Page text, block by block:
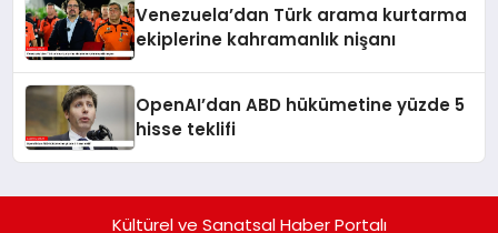
Venezuela’dan Türk arama kurtarma
ekiplerine kahramanlık nişanı
OpenAI’dan ABD hükümetine yüzde 5
hisse teklifi
Kültürel ve Sanatsal Haber Portalı